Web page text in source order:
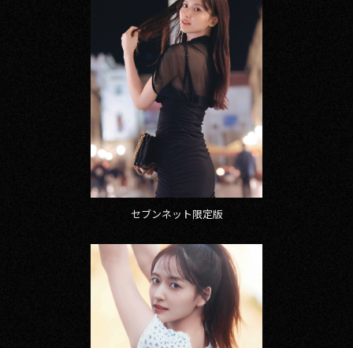
セブンネット限定版